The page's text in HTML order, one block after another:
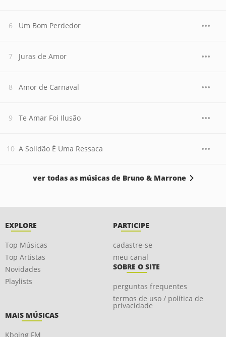
Um Bom Perdedor
Juras de Amor
Amor de Carnaval
Te Amar Foi Ilusão
A Solidão É Uma Ressaca
ver todas as músicas de Bruno & Marrone
EXPLORE
Top Músicas
Top Artistas
Novidades
Playlists
PARTICIPE
cadastre-se
meu canal
SOBRE O SITE
perguntas frequentes
termos de uso / política de
privacidade
MAIS MÚSICAS
Kboing FM